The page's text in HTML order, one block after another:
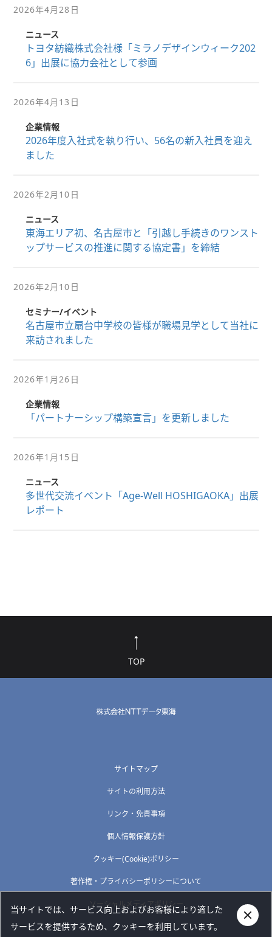
2026年4月28日
ニュース
トヨタ紡織株式会社様「ミラノデザインウィーク202
6」出展に協力会社として参画
2026年4月13日
企業情報
2026年度入社式を執り行い、56名の新入社員を迎え
ました
2026年2月10日
ニュース
東海エリア初、名古屋市と「引越し手続きのワンスト
ップサービスの推進に関する協定書」を締結
2026年2月10日
セミナー/イベント
名古屋市立扇台中学校の皆様が職場見学として当社に
来訪されました
2026年1月26日
企業情報
「パートナーシップ構築宣言」を更新しました
2026年1月15日
ニュース
多世代交流イベント「Age-Well HOSHIGAOKA」出展
レポート
TOP
サイトマップ
サイトの利用方法
リンク・免責事項
個人情報保護方針
クッキー(Cookie)ポリシー
著作権・プライバシーポリシーについて
ソーシャルメディアポリシー
当サイトでは、サービス向上およびお客様により適した
サービスを提供するため、クッキーを利用しています。